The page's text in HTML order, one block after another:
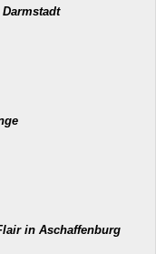
in Aschaffenburg